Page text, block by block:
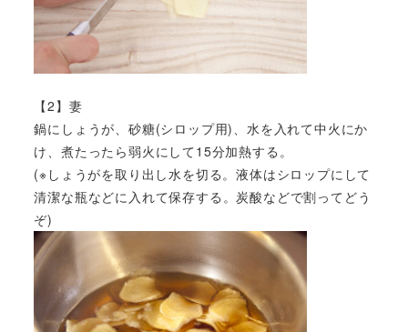
【2】妻
鍋にしょうが、砂糖(シロップ用)、水を入れて中火にか
け、煮たったら弱火にして15分加熱する。
(※しょうがを取り出し水を切る。液体はシロップにして
清潔な瓶などに入れて保存する。炭酸などで割ってどう
ぞ)